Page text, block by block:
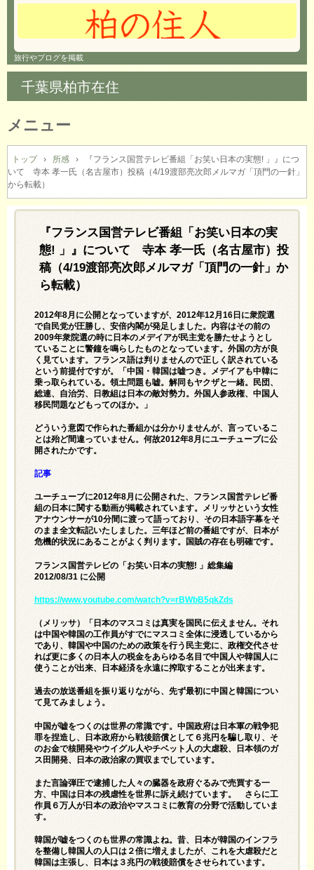
旅行やブログを掲載
千葉県柏市在住
メニュー
コ
ン
テ
ン
トップ › 所感 ›
『フランス国営テレビ番組「お笑い日本の実態! 」』につ
いて 寺本 孝一氏（名古屋市）投稿（4/19渡部亮次郎メルマガ「頂門の一針」
から転載）
『フランス国営テレビ番組「お笑い日本の実
態! 」』について 寺本 孝一氏（名古屋市）投
稿（4/19渡部亮次郎メルマガ「頂門の一針」か
ら転載）
2012年8月に公開となっていますが、2012年12月16日に衆院選
で自民党が圧勝し、安倍内閣が発足しました。内容はその前の
2009年衆院選の時に日本のメデイアが民主党を勝たせようとし
ていることに警鐘を鳴らしたものとなっています。外国の方が良
く見ています。フランス語は判りませんので正しく訳されている
という前提付ですが。「中国・韓国は嘘つき。メデイアも中韓に
乗っ取られている。領土問題も嘘。解同もヤクザと一緒。民団、
総連、自治労、日教組は日本の敵対勢力。外国人参政権、中国人
移民問題などもってのほか。」
どういう意図で作られた番組かは分かりませんが、言っているこ
とは殆ど間違っていません。何故2012年8月にユーチューブに公
開されたかです。
記事
ユーチューブに2012年8月に公開された、フランス国営テレビ番
組の日本に関する動画が掲載されています。メリッサという女性
アナウンサーが10分間に渡って語っており、その日本語字幕をそ
のまま全文転記いたしました。三年ほど前の番組ですが、日本が
危機的状況にあることがよく判ります。国賊の存在も明確です。
フランス国営テレビの「お笑い日本の実態! 」総集編
2012/08/31 に公開
https://www.youtube.com/watch?v=rBWbB5qkZds
（メリッサ）「日本のマスコミは真実を国民に伝えません。それ
は中国や韓国の工作員がすでにマスコミ全体に浸透しているから
であり、韓国や中国のための政策を行う民主党に、政権交代させ
れば更に多くの日本人の税金をあらゆる名目で中国人や韓国人に
使うことが出来、日本経済を永遠に搾取することが出来ます。
過去の放送番組を振り返りながら、先ず最初に中国と韓国につい
て見てみましょう。
中国が嘘をつくのは世界の常識です。中国政府は日本軍の戦争犯
罪を捏造し、日本政府から戦後賠償として６兆円を騙し取り、そ
のお金で核開発やウイグル人やチベット人の大虐殺、日本領のガ
ス田開発、日本の政治家の買収までしています。
また言論弾圧で逮捕した人々の臓器を政府ぐるみで売買する一
方、中国は日本の残虐性を世界に訴え続けています。 さらに工
作員６万人が日本の政治やマスコミに教育の分野で活動していま
す。
韓国が嘘をつくのも世界の常識よね。昔、日本が韓国のインフラ
を整備し韓国人の人口は２倍に増えましたが、これを大虐殺だと
韓国は主張し、日本は３兆円の戦後賠償をさせられています。